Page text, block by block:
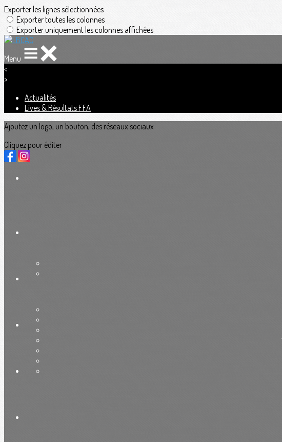
Exporter les lignes sélectionnées
Exporter toutes les colonnes
Exporter uniquement les colonnes affichées
Menu
<
>
Actualités
Lives & Résultats FFA
Ajoutez un logo, un bouton, des réseaux sociaux
Cliquez pour éditer